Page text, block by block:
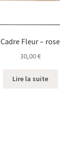
Cadre Fleur – rose
30,00€
Lire la suite